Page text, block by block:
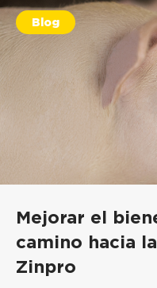
Blog
Mejorar el
camino hacia
Zinpro